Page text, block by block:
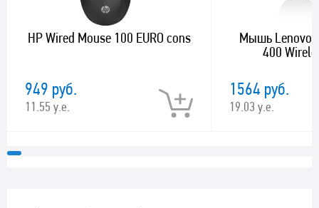
HP Wired Mouse 100 EURO cons
949 руб.
11.55 у.е.
Мышь Lenovo
400
1564 руб.
19.03 у.е.